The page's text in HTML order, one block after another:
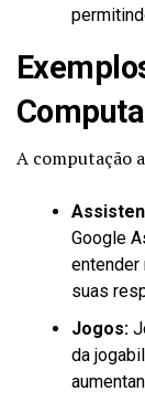
A computação
Google
entender
suas
Jogos:
da